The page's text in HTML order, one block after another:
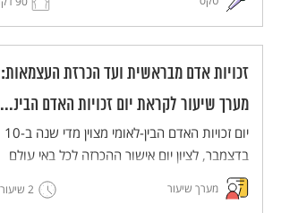
המשמעות הלאומית, ומזמין את הלומדים לחשוב
זכויות אדם מבראשית ועד הכרזת העצמאות:
מערך שיעור לקראת יום זכויות האדם הבינ...
יום זכויות האדם הבין-לאומי מצוין מדי שנה ב-10
בדצמבר, לציון יום אישור ההכרזה לכל באי עולם
בדבר זכויות האדם. ההכרזה, שאומצה על ידי
העצרת הכללית של האו"ם בשנת 1948, מפרטת
מערך שיעור 2 שיעורים